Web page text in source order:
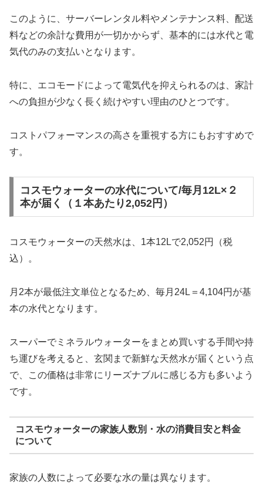
このように、サーバーレンタル料やメンテナンス料、配送
料などの余計な費用が一切かからず、基本的には水代と電
気代のみの支払いとなります。
特に、エコモードによって電気代を抑えられるのは、家計
への負担が少なく長く続けやすい理由のひとつです。
コストパフォーマンスの高さを重視する方にもおすすめで
す。
コスモウォーターの水代について/毎月12L×２
本が届く（１本あたり2,052円）
コスモウォーターの天然水は、1本12Lで2,052円（税
込）。
月2本が最低注文単位となるため、毎月24L＝4,104円が基
本の水代となります。
スーパーでミネラルウォーターをまとめ買いする手間や持
ち運びを考えると、玄関まで新鮮な天然水が届くという点
で、この価格は非常にリーズナブルに感じる方も多いよう
です。
コスモウォーターの家族人数別・水の消費目安と料金
について
家族の人数によって必要な水の量は異なります。